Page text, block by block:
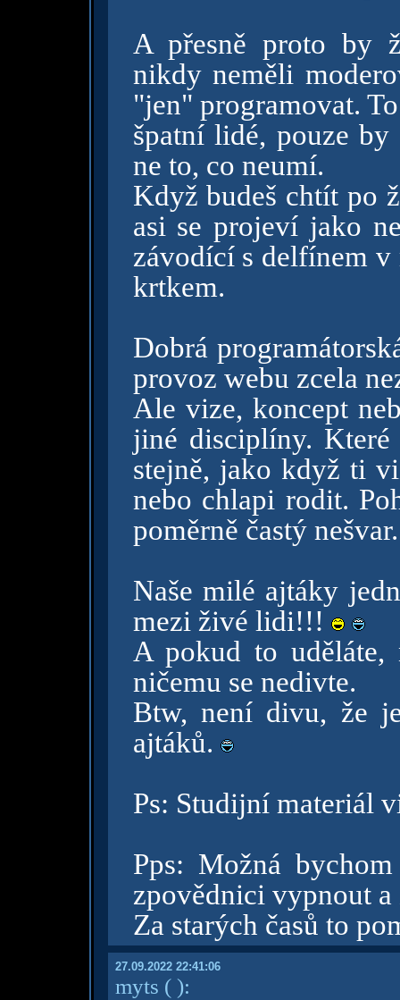
A přesně proto by
nikdy neměli
"jen" programovat.
špatní lidé, pouze
ne to, co neumí.
Když budeš chtít po
asi se projeví jako
závodící s delfínem
krtkem.
Dobrá
provoz webu zcela
Ale vize, koncept
jiné disciplíny.
stejně, jako když ti
nebo chlapi rodit.
poměrně častý nešvar.
Naše milé ajtáky
mezi živé lidi!!!
A pokud to uděláte,
ničemu se nedivte.
Btw, není divu, že
ajtáků.
Ps: Studijní materiál
Pps: Možná
zpovědnici vypnout a
Za starých časů to
27.09.2022 22:41:06
myts ( ):